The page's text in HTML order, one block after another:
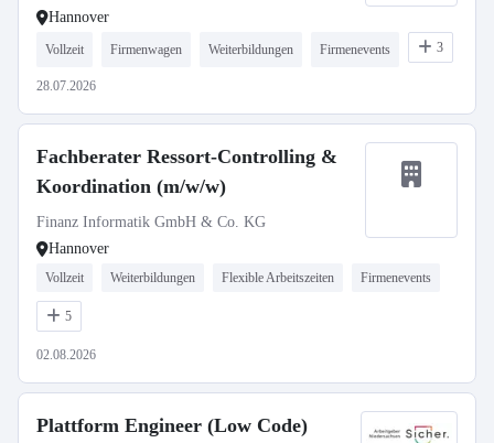
Hannover
Vollzeit Firmenwagen Weiterbildungen Firmenevents 3
28.07.2026
Fachberater Ressort-Controlling &
Koordination (m/w/w)
Finanz Informatik GmbH & Co. KG
Hannover
Vollzeit Weiterbildungen Flexible Arbeitszeiten Firmenevents
5
02.08.2026
Plattform Engineer (Low Code)